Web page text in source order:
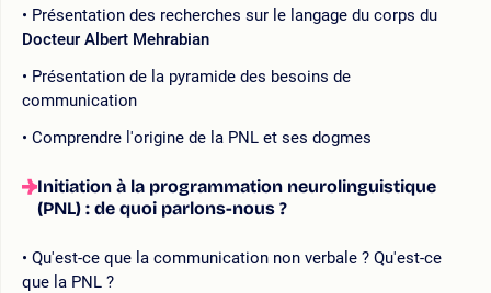
Présentation des recherches sur le langage du corps du
Docteur Albert Mehrabian
Présentation de la pyramide des besoins de
communication
Comprendre l'origine de la PNL et ses dogmes
Initiation à la programmation neurolinguistique
(PNL) : de quoi parlons-nous ?
Qu'est-ce que la communication non verbale ? Qu'est-ce
que la PNL ?